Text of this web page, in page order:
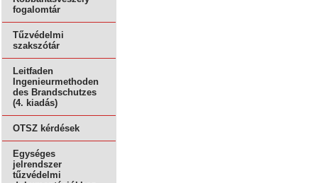
fogalomtár
Tűzvédelmi
szakszótár
Leitfaden
Ingenieurmethoden
des Brandschutzes
(4. kiadás)
OTSZ kérdések
Egységes
jelrendszer
tűzvédelmi